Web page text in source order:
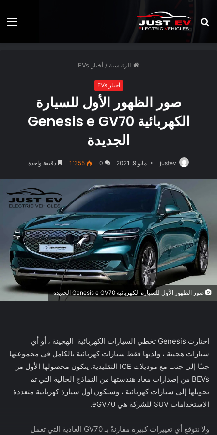
بحث
عن
الرئيسية / أخبار EVs
أخبار EVs
صور الظهور الأول للسيارة
الكهربائية Genesis e GV70
الجديدة
justev مايو 9, 2021 0 1٬355 دقيقة واحدة
صور الظهور الأول للسيارة الكهربائية Genesis e GV70 الجديدة
اختارت Genesis تخطي السيارات الكهربائية الهجينة ، أو أي
سيارات هجينة ، ولديها فقط سيارات كهربائية بالكامل في مجموعتها
جنبًا إلى جنب مع موديلات ICE التقليدية. يتكون محصولها الأول من
BEVs من إصدارات معاد هندستها من النماذج الحالية التي تم
تحويلها إلى سيارات كهربائية ، وستكون أول سيارة كهربائية متعددة
الاستخدامات SUV للشركة هي eGV70.
ولا نتوقع أي تغييرات كبيرة مقارنةً بـ GV70 العادية التي تعمل